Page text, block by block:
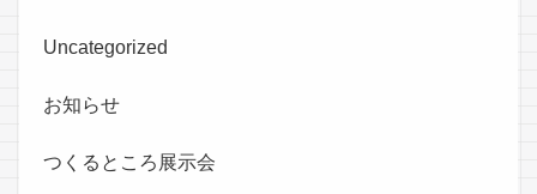
Uncategorized
お知らせ
つくるところ展示会